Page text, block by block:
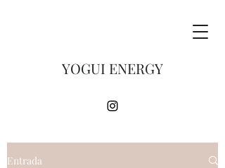
YOGUI ENERGY
Entrada